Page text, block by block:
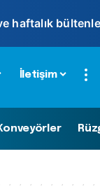
haftalık
İletişim